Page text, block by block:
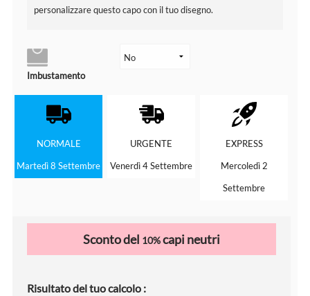
personalizzare questo capo con il tuo disegno.
Imbustamento
NORMALE
Martedì 8 Settembre
URGENTE
Venerdì 4 Settembre
EXPRESS
Mercoledì 2
Settembre
Sconto del 10%capi neutri
Risultato del tuo calcolo :